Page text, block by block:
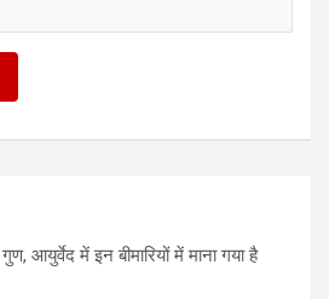
आयुर्वेद में इन बीमारियों में माना गया है